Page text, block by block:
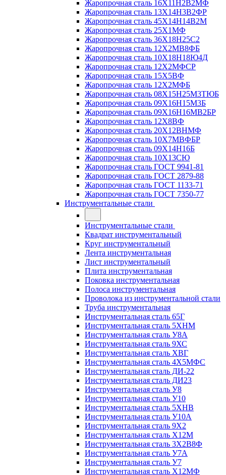
Жаропрочная сталь 16Х11Н2В2МФ
Жаропрочная сталь 13Х14Н3В2ФР
Жаропрочная сталь 45Х14Н14В2М
Жаропрочная сталь 25Х1МФ
Жаропрочная сталь 36Х18Н25С2
Жаропрочная сталь 12Х2МВ8ФБ
Жаропрочная сталь 10Х18Н18Ю4Д
Жаропрочная сталь 12Х2МФСР
Жаропрочная сталь 15Х5ВФ
Жаропрочная сталь 12Х2МФБ
Жаропрочная сталь 08Х15Н25М3ТЮБ
Жаропрочная сталь 09Х16Н15М3Б
Жаропрочная сталь 09Х16Н16МВ2БР
Жаропрочная сталь 12Х8ВФ
Жаропрочная сталь 20Х12ВНМФ
Жаропрочная сталь 10Х7МВФБР
Жаропрочная сталь 09Х14Н16Б
Жаропрочная сталь 10Х13СЮ
Жаропрочная сталь ГОСТ 9941-81
Жаропрочная сталь ГОСТ 2879-88
Жаропрочная сталь ГОСТ 1133-71
Жаропрочная сталь ГОСТ 7350-77
Инструментальные стали
Инструментальные стали
Квадрат инструментальный
Круг инструментальный
Лента инструментальная
Лист инструментальный
Плита инструментальная
Поковка инструментальная
Полоса инструментальная
Проволока из инструментальной стали
Труба инструментальная
Инструментальная сталь 65Г
Инструментальная сталь 5ХНМ
Инструментальная сталь У8А
Инструментальная сталь 9ХС
Инструментальная сталь ХВГ
Инструментальная сталь 4Х5МФС
Инструментальная сталь ДИ-22
Инструментальная сталь ДИ23
Инструментальная сталь У8
Инструментальная сталь У10
Инструментальная сталь 5ХНВ
Инструментальная сталь У10А
Инструментальная сталь 9Х2
Инструментальная сталь Х12М
Инструментальная сталь 3Х2В8Ф
Инструментальная сталь У7А
Инструментальная сталь У7
Инструментальная сталь Х12МФ